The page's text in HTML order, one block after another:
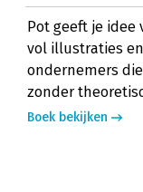
Pot geeft je idee
vol illustraties
ondernemers
zonder
Boek bekijken